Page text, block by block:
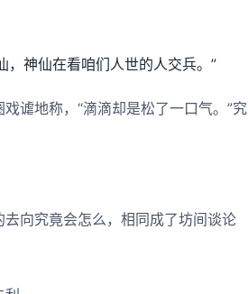
，神仙在看咱们人世的人交兵。”
谑地称，“滴滴却是松了一口气。”究
向究竟会怎么，相同成了坊间谈论